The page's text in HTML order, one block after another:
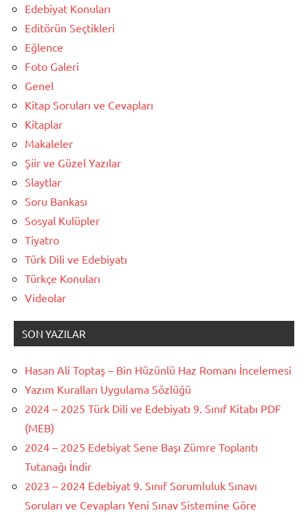
Edebiyat Konuları
Editörün Seçtikleri
Eğlence
Foto Galeri
Genel
Kitap Soruları ve Cevapları
Kitaplar
Makaleler
Şiir ve Güzel Yazılar
Slaytlar
Soru Bankası
Sosyal Kulüpler
Tiyatro
Türk Dili ve Edebiyatı
Türkçe Konuları
Videolar
SON YAZILAR
Hasan Ali Toptaş – Bin Hüzünlü Haz Romanı İncelemesi
Yazım Kuralları Uygulama Sözlüğü
2024 – 2025 Türk Dili ve Edebiyatı 9. Sınıf Kitabı PDF
(MEB)
2024 – 2025 Edebiyat Sene Başı Zümre Toplantı
Tutanağı İndir
2023 – 2024 Edebiyat 9. Sınıf Sorumluluk Sınavı
Soruları ve Cevapları Yeni Sınav Sistemine Göre